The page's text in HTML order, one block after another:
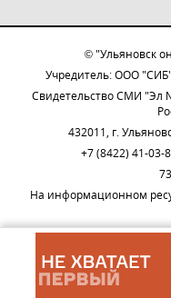
© "Ульяновск
Учредитель: ООО
Свидетельство СМИ "Эл
432011, г.
+7 (8422) 41-03-
На информационном